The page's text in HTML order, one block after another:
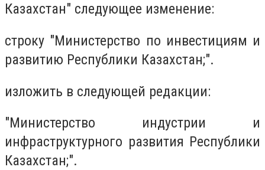
Казахстан" следующее изменение:
строку "Министерство по инвестициям и
развитию Республики Казахстан;".
изложить в следующей редакции:
"Министерство индустрии и
инфраструктурного развития Республики
Казахстан;".